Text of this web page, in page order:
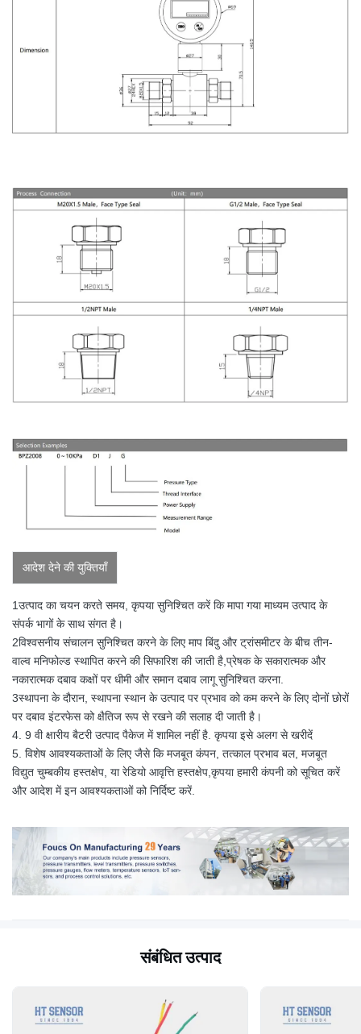
आदेश देने की युक्तियाँ
1उत्पाद का चयन करते समय, कृपया सुनिश्चित करें कि मापा गया माध्यम उत्पाद के
संपर्क भागों के साथ संगत है।
2विश्वसनीय संचालन सुनिश्चित करने के लिए माप बिंदु और ट्रांसमीटर के बीच तीन-
वाल्व मनिफोल्ड स्थापित करने की सिफारिश की जाती है,प्रेषक के सकारात्मक और
नकारात्मक दबाव कक्षों पर धीमी और समान दबाव लागू सुनिश्चित करना.
3स्थापना के दौरान, स्थापना स्थान के उत्पाद पर प्रभाव को कम करने के लिए दोनों छोरों
पर दबाव इंटरफेस को क्षैतिज रूप से रखने की सलाह दी जाती है।
4. 9 वी क्षारीय बैटरी उत्पाद पैकेज में शामिल नहीं है. कृपया इसे अलग से खरीदें
5. विशेष आवश्यकताओं के लिए जैसे कि मजबूत कंपन, तत्काल प्रभाव बल, मजबूत
विद्युत चुम्बकीय हस्तक्षेप, या रेडियो आवृत्ति हस्तक्षेप,कृपया हमारी कंपनी को सूचित करें
और आदेश में इन आवश्यकताओं को निर्दिष्ट करें.
संबंधित उत्पाद